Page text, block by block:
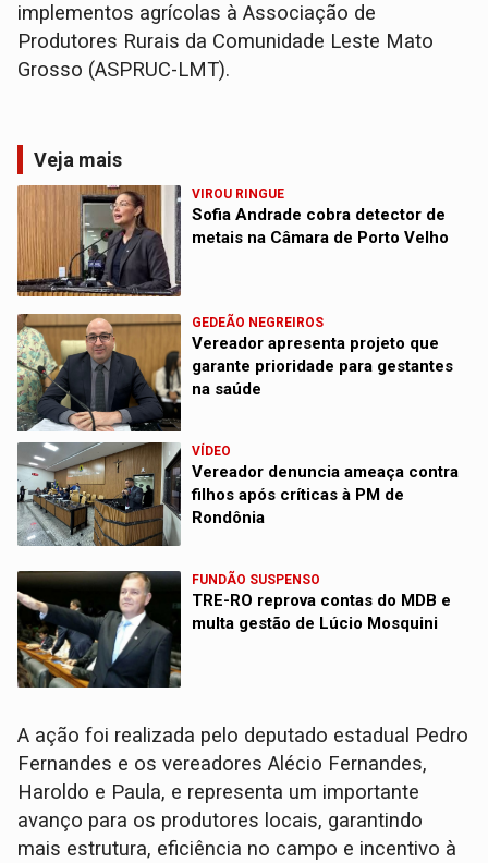
implementos agrícolas à Associação de
Produtores Rurais da Comunidade Leste Mato
Grosso (ASPRUC-LMT).
Veja mais
VIROU RINGUE
Sofia Andrade cobra detector de
metais na Câmara de Porto Velho
GEDEÃO NEGREIROS
Vereador apresenta projeto que
garante prioridade para gestantes
na saúde
VÍDEO
Vereador denuncia ameaça contra
filhos após críticas à PM de
Rondônia
FUNDÃO SUSPENSO
TRE-RO reprova contas do MDB e
multa gestão de Lúcio Mosquini
A ação foi realizada pelo deputado estadual Pedro
Fernandes e os vereadores Alécio Fernandes,
Haroldo e Paula, e representa um importante
avanço para os produtores locais, garantindo
mais estrutura, eficiência no campo e incentivo à